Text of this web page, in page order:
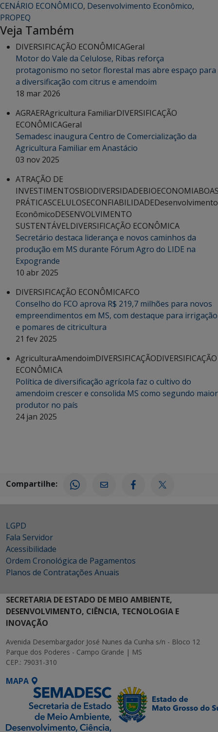
CENÁRIO ECONÔMICO, Desenvolvimento Econômico,
PROPEQ
Veja Também
DIVERSIFICAÇÃO ECONÔMICAGeral
Motor do Vale da Celulose, Ribas reforça
protagonismo no setor florestal mas abre espaço para
a diversificação com citrus e amendoim
18 mar 2026
AGRAERAgricultura FamiliarDIVERSIFICAÇÃO
ECONÔMICAGeral
Semadesc inaugura Centro de Comercialização da
Agricultura Familiar em Anastácio
03 nov 2025
ATRAÇÃO DE
INVESTIMENTOSBIODIVERSIDADEBIOECONOMIA
PRÁTICASCELULOSECONFIABILIDADEDesenvolvimento
EconômicoDESENVOLVIMENTO
SUSTENTÁVELDIVERSIFICAÇÃO ECONÔMICA
Secretário destaca liderança e novos caminhos da
produção em MS durante Fórum Agro do LIDE na
Expogrande
10 abr 2025
DIVERSIFICAÇÃO ECONÔMICAFCO
Conselho do FCO aprova R$ 219,7 milhões para novos
empreendimentos em MS, com destaque para irrigação
e pomares de citricultura
21 fev 2025
AgriculturaAmendoimDIVERSIFICAÇÃODIVERSIFICAÇÃO
ECONÔMICA
Política de diversificação agrícola faz o cultivo do
amendoim crescer e consolida MS como segundo maior
produtor no país
24 jan 2025
Compartilhe:
LGPD
Fala Servidor
Acessibilidade
Ordem Cronológica de Pagamentos
Planos de Contratações Anuais
SECRETARIA DE ESTADO DE MEIO AMBIENTE,
DESENVOLVIMENTO, CIÊNCIA, TECNOLOGIA E
INOVAÇÃO
Avenida Desembargador José Nunes da Cunha s/n - Bloco 12
Parque dos Poderes - Campo Grande | MS
CEP.: 79031-310
MAPA